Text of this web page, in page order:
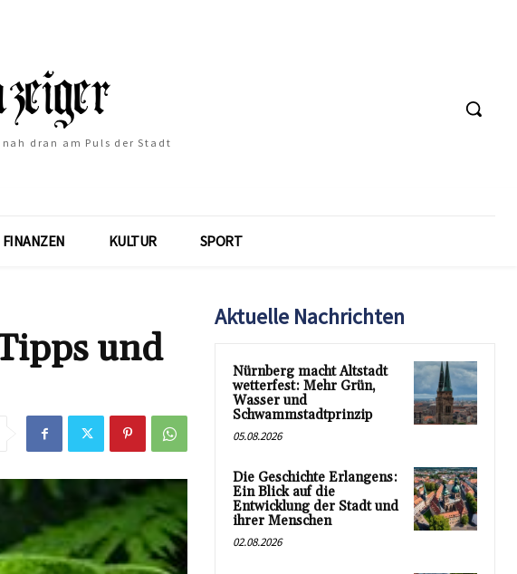
dran am Puls der Stadt
FINANZEN KULTUR SPORT
und
Aktuelle Nachrichten
Nürnberg macht Altstadt
wetterfest: Mehr Grün,
Wasser und
Schwammstadtprinzip
05.08.2026
Die Geschichte Erlangens:
Ein Blick auf die
Entwicklung der Stadt und
ihrer Menschen
02.08.2026